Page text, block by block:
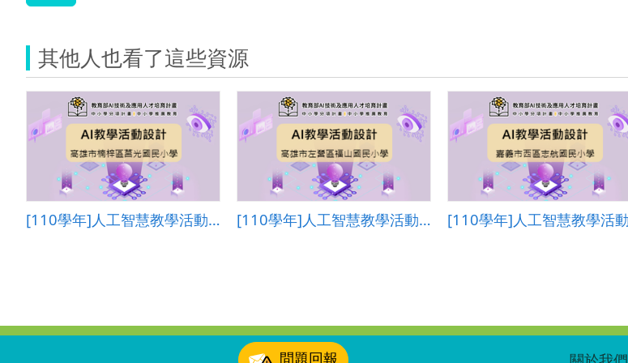
其他人也看了這些資源
[110學年]人工智慧教學活動設計―高雄市楠梓區莒光國民小學 [110學年]人工智慧教學活動設計―高雄市左營區福山國民小學
問題回報